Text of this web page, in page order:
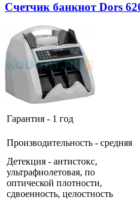
Счетчик банкнот Dors
Гарантия - 1 год
Производительность - средняя
Детекция - антистокс,
ультрафиолетовая, по
оптической плотности,
сдвоенность, целостность